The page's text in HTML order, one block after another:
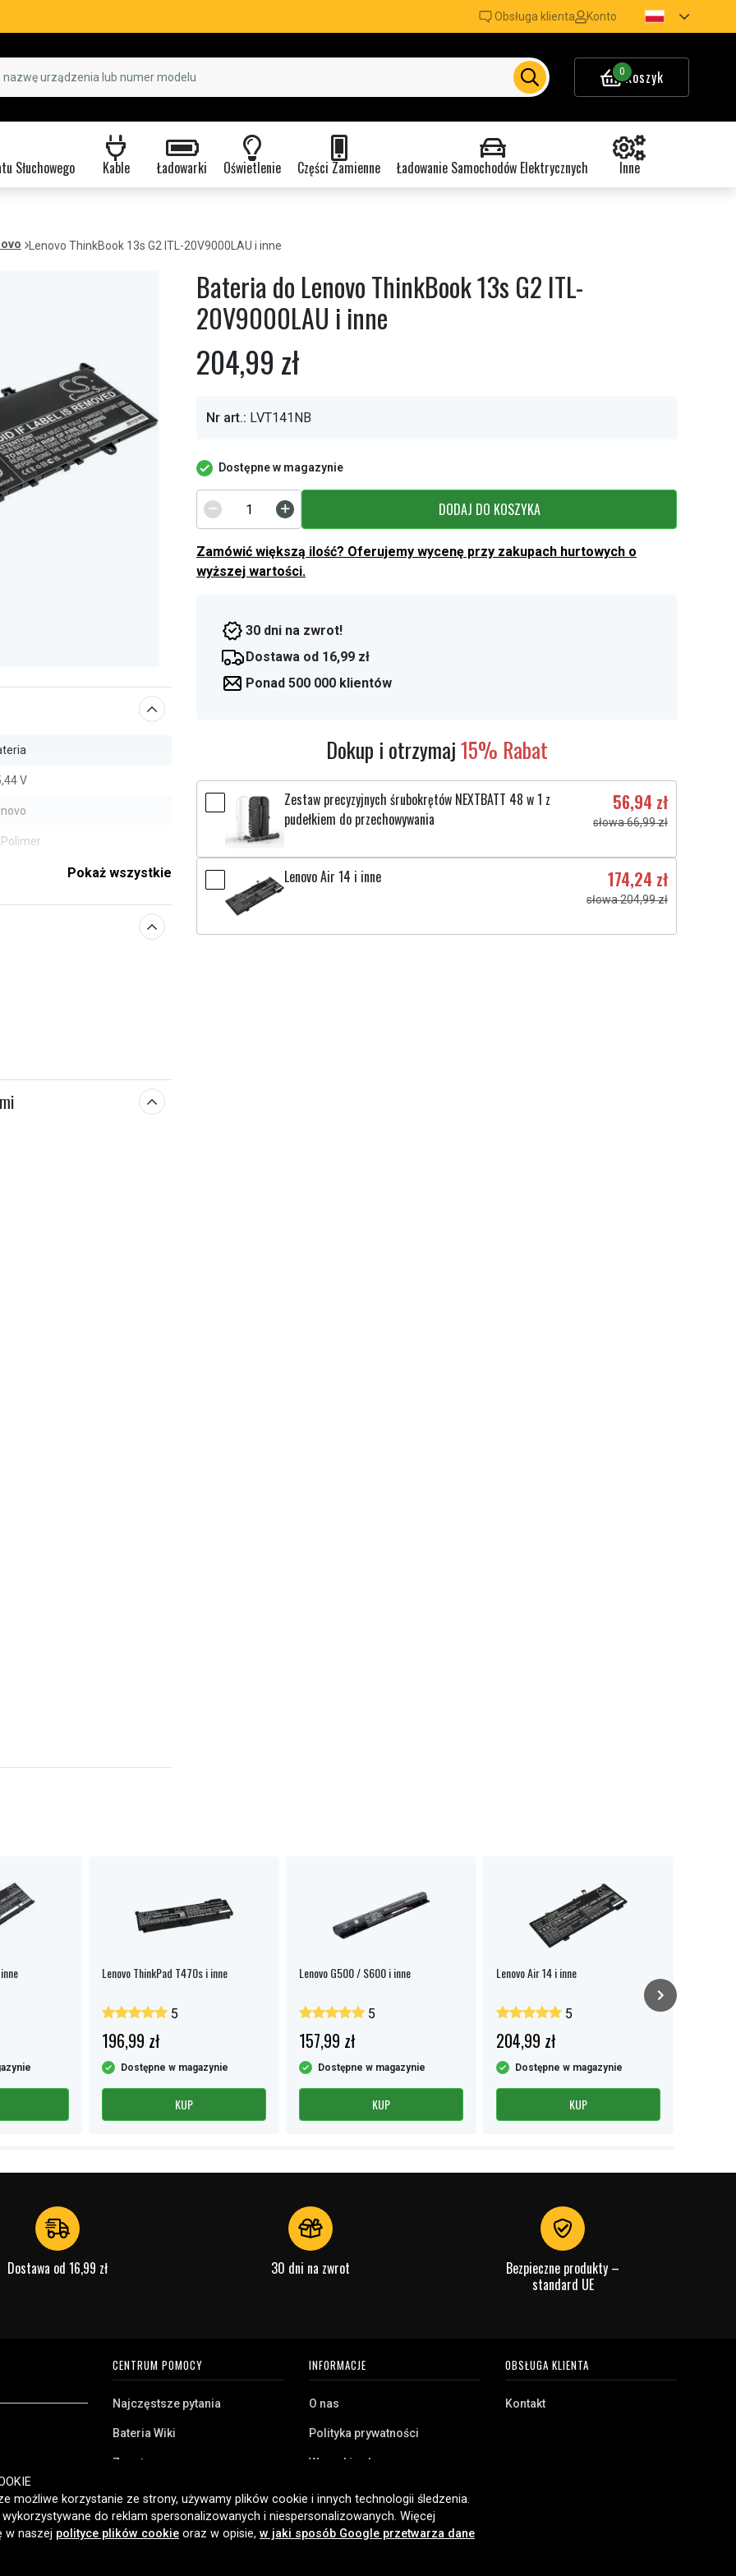
Obsługa klienta Konto
0Koszyk
Słuchowego Kable Ładowarki Oświetlenie Części Zamienne Ładowanie Samochodów Elektrycznych Inne
Lenovo ThinkBook 13s G2 ITL-20V9000LAU i inne
V
Polimer
x 95,65 x 5,00 mm
Pokaż wszystkie
Bateria do Lenovo ThinkBook 13s G2 ITL-
20V9000LAU i inne
204,99 zł
Nr art.: LVT141NB
Dostępne w magazynie
DODAJ DO KOSZYKA
Zamówić większą ilość? Oferujemy wycenę przy zakupach hurtowych o
wyższej wartości.
30 dni na zwrot!
Dostawa od 16,99 zł
Ponad 500 000 klientów
Dokup i otrzymaj15% Rabat
Zestaw precyzyjnych śrubokrętów NEXTBATT 48 w 1 z
pudełkiem do przechowywania
56,94 zł
słowa 66,99 zł
Lenovo Air 14 i inne 174,24 zł
słowa 204,99 zł
Lenovo ThinkPad T470s i inne
5
196,99 zł
Dostępne w magazynie
KUP
Lenovo G500 / S600 i inne
5
157,99 zł
Dostępne w magazynie
KUP
Lenovo Air 14 i inne
5
204,99 zł
Dostępne w magazynie
KUP
Dostawa od 16,99 zł 30 dni na zwrot
Bezpieczne produkty –
standard UE
naszą szeroką
domowego,
klientom w
dostawę i
roku.
CENTRUM POMOCY
Najczęstsze pytania
Bateria Wiki
Zwrot
Klient biznesowy
Jaką baterię posiadam?
INFORMACJE
O nas
Polityka prywatności
Warunki zakupu
Pliki cookie
OBSŁUGA KLIENTA
Kontakt
możliwe korzystanie ze strony, używamy plików cookie i innych technologii śledzenia.
do reklam spersonalizowanych i niespersonalizowanych. Więcej
w naszej polityce plików cookie oraz w opisie, w jaki sposób Google przetwarza dane